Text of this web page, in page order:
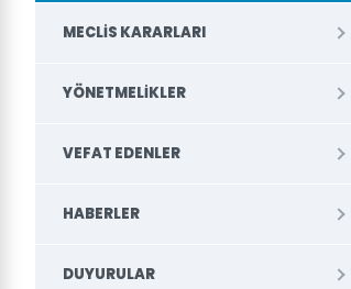
MECLIS KARARLARI
YÖNETMELIKLER
VEFAT EDENLER
HABERLER
DUYURULAR